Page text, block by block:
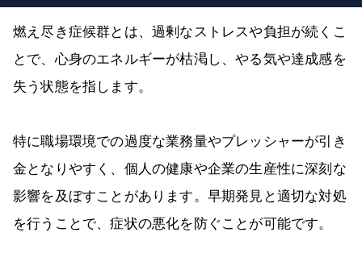
燃え尽き症候群とは、過剰なストレスや負担が続くこ
とで、心身のエネルギーが枯渇し、やる気や達成感を
失う状態を指します。
特に職場環境での過度な業務量やプレッシャーが引き
金となりやすく、個人の健康や企業の生産性に深刻な
影響を及ぼすことがあります。早期発見と適切な対処
を行うことで、症状の悪化を防ぐことが可能です。